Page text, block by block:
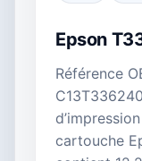
Epson
Référence
cartouche